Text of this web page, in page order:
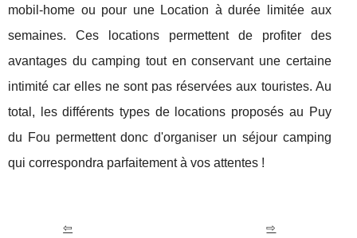
mobil-home ou pour une Location à durée limitée aux
semaines. Ces locations permettent de profiter des
avantages du camping tout en conservant une certaine
intimité car elles ne sont pas réservées aux touristes. Au
total, les différents types de locations proposés au Puy
du Fou permettent donc d'organiser un séjour camping
qui correspondra parfaitement à vos attentes !